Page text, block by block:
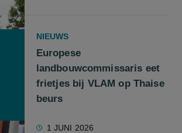
NIEUWS
Europese
landbouwcommissaris eet
frietjes bij VLAM op Thaise
beurs
1 JUNI 2026